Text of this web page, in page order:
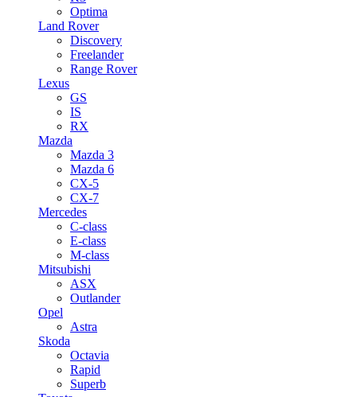
Optima
Land Rover
Discovery
Freelander
Range Rover
Lexus
GS
IS
RX
Mazda
Mazda 3
Mazda 6
CX-5
CX-7
Mercedes
C-class
E-class
M-class
Mitsubishi
ASX
Outlander
Opel
Astra
Skoda
Octavia
Rapid
Superb